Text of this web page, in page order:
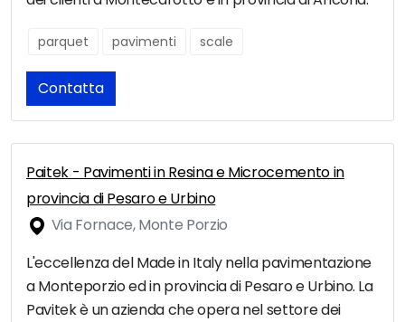
parquet pavimenti scale
Contatta
Paitek - Pavimenti in Resina e Microcemento in
provincia di Pesaro e Urbino
Via Fornace, Monte Porzio
L'eccellenza del Made in Italy nella pavimentazione
a Monteporzio ed in provincia di Pesaro e Urbino. La
Pavitek è un azienda che opera nel settore dei